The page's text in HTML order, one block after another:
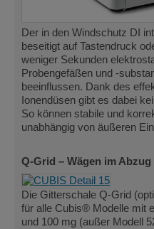
Der in den Windschutz DI
beseitigt auf Tastendruck
weniger Sekunden
Probengefäßen und -
beeinflussen. Dank des
Ionendüsen gibt es dabei
So können stabile und
unabhängig von äußeren
Q-Grid – Wägen im Abzug
Die Gitterschale Q-Grid
für alle Cubis® Modelle mit
und 100 mg (außer Modell